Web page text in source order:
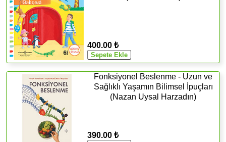
400.00 ₺
Fonksiyonel Beslenme - Uzun ve
Sağlıklı Yaşamın Bilimsel İpuçları
(Nazan Uysal Harzadın)
390.00 ₺